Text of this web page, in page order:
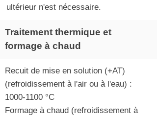
ultérieur n'est nécessaire.
Traitement thermique et
formage à chaud
Recuit de mise en solution (+AT)
(refroidissement à l'air ou à l'eau) :
1000-1100 °C
Formage à chaud (refroidissement à